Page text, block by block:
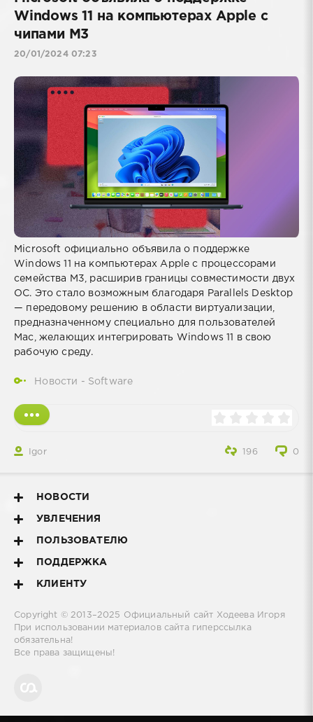
Windows 11 на компьютерах Apple с
чипами M3
20/01/2024 07:23
Microsoft официально объявила о поддержке
Windows 11 на компьютерах Apple с процессорами
семейства M3, расширив границы совместимости двух
ОС. Это стало возможным благодаря Parallels Desktop
— передовому решению в области виртуализации,
предназначенному специально для пользователей
Mac, желающих интегрировать Windows 11 в свою
рабочую среду.
Новости - Software
Igor 0
196
НОВОСТИ
УВЛЕЧЕНИЯ
ПОЛЬЗОВАТЕЛЮ
ПОДДЕРЖКА
КЛИЕНТУ
Copyright © 2013–2025
Официальный сайт Ходеева Игоря
При использовании материалов сайта гиперссылка
обязательна!
Все права защищены!